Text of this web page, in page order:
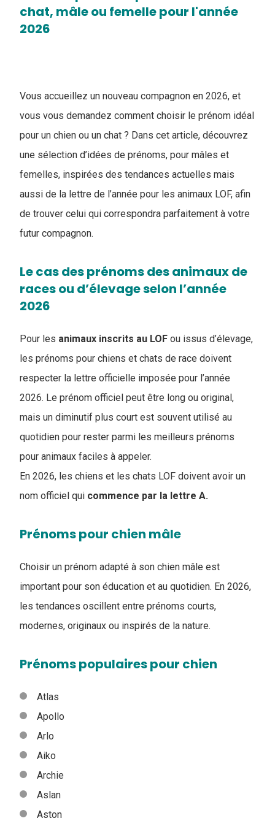
chat, mâle ou femelle pour l'année
2026
Vous accueillez un nouveau compagnon en 2026, et
vous vous demandez comment choisir le prénom idéal
pour un chien ou un chat ? Dans cet article, découvrez
une sélection d’idées de prénoms, pour mâles et
femelles, inspirées des tendances actuelles mais
aussi de la lettre de l’année pour les animaux LOF, afin
de trouver celui qui correspondra parfaitement à votre
futur compagnon.
Le cas des prénoms des animaux de
races ou d’élevage selon l’année
2026
Pour les animaux inscrits au LOF ou issus d’élevage,
les prénoms pour chiens et chats de race doivent
respecter la lettre officielle imposée pour l’année
2026. Le prénom officiel peut être long ou original,
mais un diminutif plus court est souvent utilisé au
quotidien pour rester parmi les meilleurs prénoms
pour animaux faciles à appeler.
En 2026, les chiens et les chats LOF doivent avoir un
nom officiel qui commence par la lettre A.
Prénoms pour chien mâle
Choisir un prénom adapté à son chien mâle est
important pour son éducation et au quotidien. En 2026,
les tendances oscillent entre prénoms courts,
modernes, originaux ou inspirés de la nature.
Prénoms populaires pour chien
Atlas
Apollo
Arlo
Aiko
Archie
Aslan
Aston